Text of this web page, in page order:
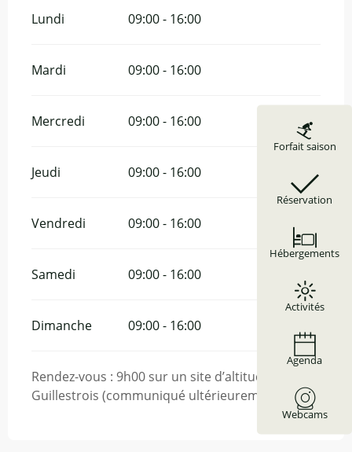
Forfait saison
Réservation
Hébergements
Activités
Agenda
Webcams
Lundi 09:00 - 16:00
Mardi 09:00 - 16:00
Mercredi 09:00 - 16:00
Jeudi 09:00 - 16:00
Vendredi 09:00 - 16:00
Samedi 09:00 - 16:00
Dimanche 09:00 - 16:00
Rendez-vous : 9h00 sur un site d’altitude du
Guillestrois (communiqué ultérieurement).